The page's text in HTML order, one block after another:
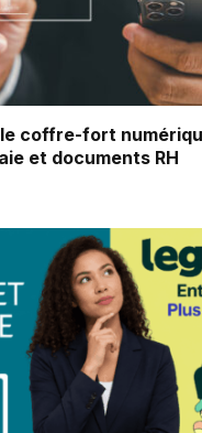
coffre-fort
et documents RH